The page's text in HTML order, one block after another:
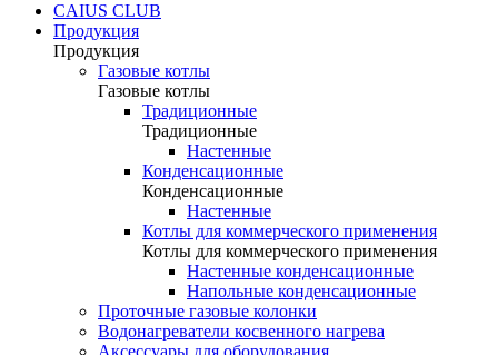
CAIUS CLUB
Продукция
Продукция
Газовые котлы
Газовые котлы
Традиционные
Традиционные
Настенные
Конденсационные
Конденсационные
Настенные
Котлы для коммерческого применения
Котлы для коммерческого применения
Настенные конденсационные
Напольные конденсационные
Проточные газовые колонки
Водонагреватели косвенного нагрева
Аксессуары для оборудования